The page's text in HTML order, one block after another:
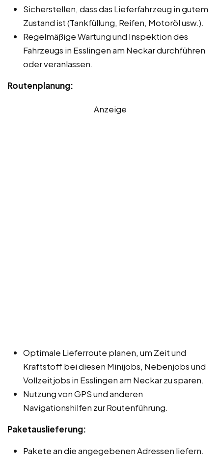
Sicherstellen, dass das Lieferfahrzeug in gutem
Zustand ist (Tankfüllung, Reifen, Motoröl usw.).
Regelmäßige Wartung und Inspektion des
Fahrzeugs in Esslingen am Neckar durchführen
oder veranlassen.
Routenplanung:
Anzeige
Optimale Lieferroute planen, um Zeit und
Kraftstoff bei diesen Minijobs, Nebenjobs und
Vollzeitjobs in Esslingen am Neckar zu sparen.
Nutzung von GPS und anderen
Navigationshilfen zur Routenführung.
Paketauslieferung:
Pakete an die angegebenen Adressen liefern.